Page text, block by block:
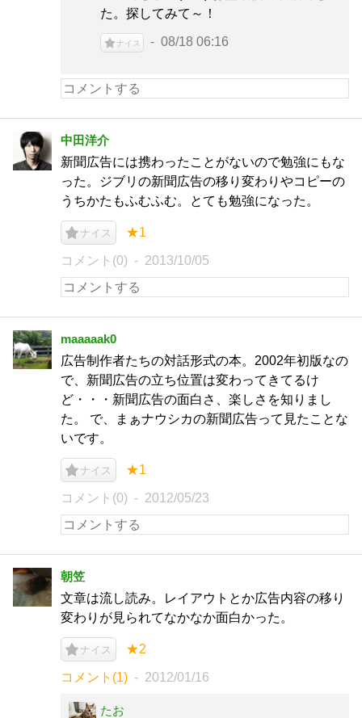
た。探してみて～！
ナイス 08/18 06:16
中田洋介
新聞広告には携わったことがないので勉強にもな
った。ジブリの新聞広告の移り変わりやコピーの
うちかたもふむふむ。とても勉強になった。
ナイス ★1
コメント(0) 2013/10/05
maaaaak0
広告制作者たちの対話形式の本。2002年初版なの
で、新聞広告の立ち位置は変わってきてるけ
ど・・・新聞広告の面白さ、楽しさを知りまし
た。 で、まぁナウシカの新聞広告って見たことな
いです。
ナイス ★1
コメント(0) 2012/05/23
朝笠
文章は流し読み。レイアウトとか広告内容の移り
変わりが見られてなかなか面白かった。
ナイス ★2
コメント(1) 2012/01/16
たお